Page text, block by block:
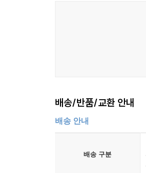
배송/반품/교환 안내
배송 안내
배송 구분